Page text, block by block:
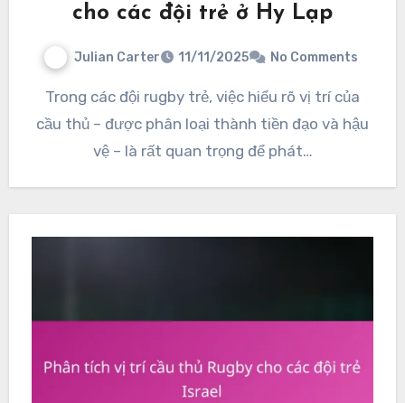
cho các đội trẻ ở Hy Lạp
Julian Carter 11/11/2025 No Comments
Trong các đội rugby trẻ, việc hiểu rõ vị trí của
cầu thủ – được phân loại thành tiền đạo và hậu
vệ – là rất quan trọng để phát…